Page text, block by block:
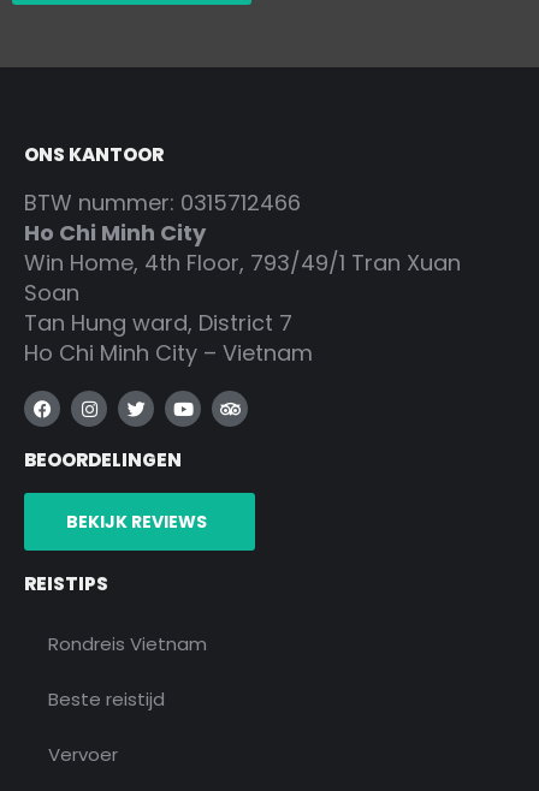
ONS KANTOOR
BTW nummer: 0315712466
Ho Chi Minh City
Win Home, 4th Floor, 793/49/1 Tran Xuan
Soan
Tan Hung ward, District 7
Ho Chi Minh City – Vietnam
F
a
c
e
I
n
s
t
r
m
T
w
i
t
r
Y
o
e
T
r
s
BEOORDELINGEN
BEKIJK REVIEWS
REISTIPS
Rondreis Vietnam
Beste reistijd
Vervoer